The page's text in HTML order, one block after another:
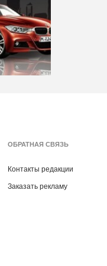
ОБРАТНАЯ СВЯЗЬ
Контакты редакции
Заказать рекламу